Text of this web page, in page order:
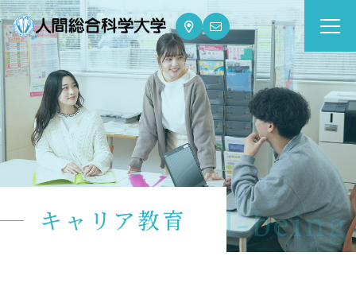
大学案内
Guide
学部・大学院
Department
資格・就職for Well-being
キャリア教育